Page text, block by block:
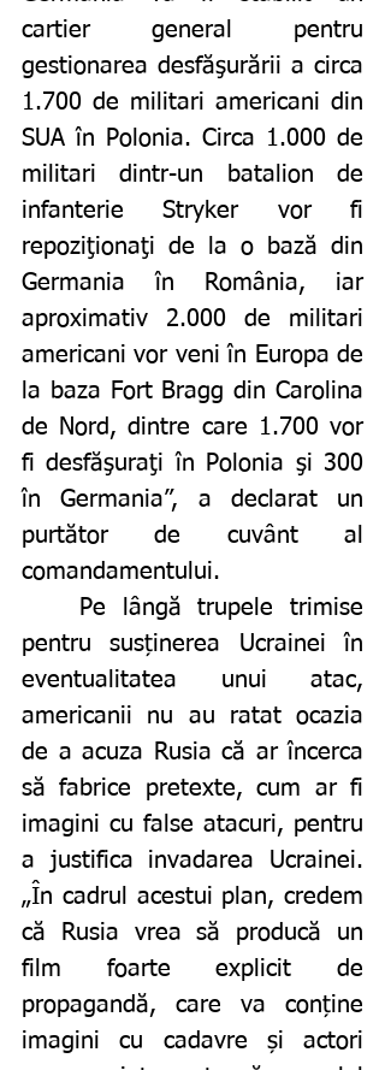
cartier general pentru
gestionarea desfăşurării a circa
1.700 de militari americani din
SUA în Polonia. Circa 1.000 de
militari dintr-un batalion de
infanterie Stryker vor fi
repoziţionaţi de la o bază din
Germania în România, iar
aproximativ 2.000 de militari
americani vor veni în Europa de
la baza Fort Bragg din Carolina
de Nord, dintre care 1.700 vor
fi desfăşuraţi în Polonia şi 300
în Germania”, a declarat un
purtător de cuvânt al
comandamentului.
pentru susținerea Ucrainei în
eventualitatea unui atac,
americanii nu au ratat ocazia
de a acuza Rusia că ar încerca
să fabrice pretexte, cum ar fi
imagini cu false atacuri, pentru
a justifica invadarea Ucrainei.
„În cadrul acestui plan, credem
că Rusia vrea să producă un
film foarte explicit de
propagandă, care va conține
imagini cu cadavre și actori